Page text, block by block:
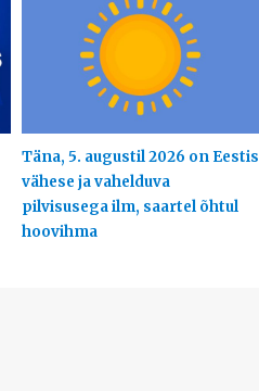
Täna, 5. augustil 2026 on Eestis
vähese ja vahelduva
pilvisusega ilm, saartel õhtul
hoovihma